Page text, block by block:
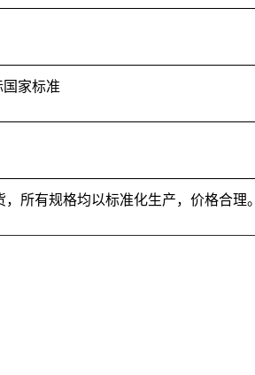
家标准
所有规格均以标准化生产，价格合理。